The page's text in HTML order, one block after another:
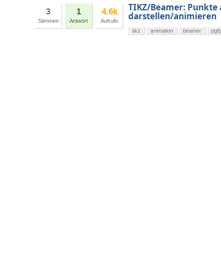
3
Stimmen
1
Antwort
4.6k
Aufrufe
TIKZ/Beamer:
darstellen/animieren
tikz animation beamer